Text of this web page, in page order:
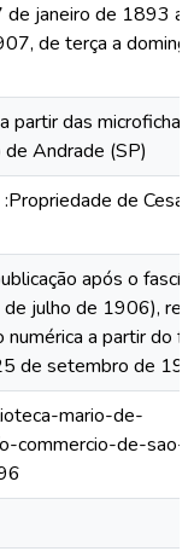
de janeiro de 1893 a
de terça a
partir das
Andrade (SP)
de
após o
julho de 1906),
numérica a partir do
de setembro de
mario-de-
commercio-de-sao-